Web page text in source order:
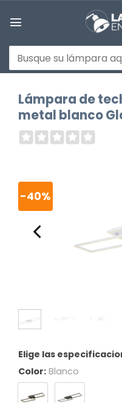
Buscar
por:
Lámpara de
metal blanco
-40%
Elige las
Color: Blanco